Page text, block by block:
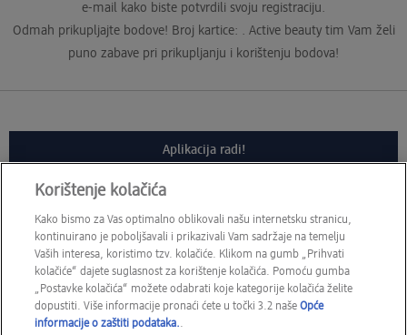
e-mail kako biste potvrdili svoju registraciju.
Odmah prikupljajte bodove! Broj kartice: . Active beauty tim Vam želi
puno zabave pri prikupljanju i korištenju bodova!
Aplikacija radi!
Korištenje kolačića
Kako bismo za Vas optimalno oblikovali našu internetsku stranicu,
kontinuirano je poboljšavali i prikazivali Vam sadržaje na temelju
Vaših interesa, koristimo tzv. kolačiće. Klikom na gumb „Prihvati
kolačiće“ dajete suglasnost za korištenje kolačića. Pomoću gumba
„Postavke kolačića“ možete odabrati koje kategorije kolačića želite
dopustiti. Više informacije pronaći ćete u točki 3.2 našeOpće
informacije o zaštiti podataka..